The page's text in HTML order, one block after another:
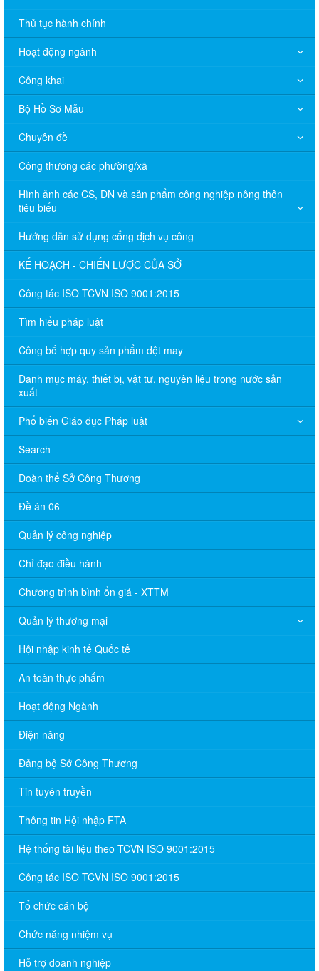
Thủ tục hành chính
Hoạt động ngành
Công khai
Bộ Hồ Sơ Mẫu
Chuyên đề
Công thương các phường/xã
Hình ảnh các CS, DN và sản phẩm công nghiệp nông thôn
tiêu biểu
Hướng dẫn sử dụng cổng dịch vụ công
KẾ HOẠCH - CHIẾN LƯỢC CỦA SỞ
Công tác ISO TCVN ISO 9001:2015
Tìm hiểu pháp luật
Công bố hợp quy sản phẩm dệt may
Danh mục máy, thiết bị, vật tư, nguyên liệu trong nước sản
xuất
Phổ biến Giáo dục Pháp luật
Search
Đoàn thể Sở Công Thương
Đề án 06
Quản lý công nghiệp
Chỉ đạo điều hành
Chương trình bình ổn giá - XTTM
Quản lý thương mại
Hội nhập kinh tế Quốc tế
An toàn thực phẩm
Hoạt động Ngành
Điện năng
Đảng bộ Sở Công Thương
Tin tuyên truyền
Thông tin Hội nhập FTA
Hệ thống tài liệu theo TCVN ISO 9001:2015
Công tác ISO TCVN ISO 9001:2015
Tổ chức cán bộ
Chức năng nhiệm vụ
Hỗ trợ doanh nghiệp